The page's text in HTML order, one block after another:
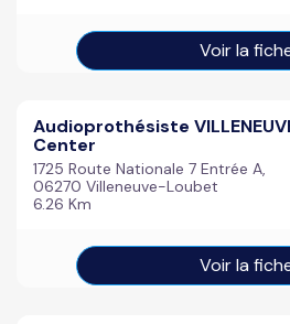
Voir la
Audioprothésiste
Center
1725 Route Nationale 7 Entrée A,
06270 Villeneuve-Loubet
6.26 Km
Voir la